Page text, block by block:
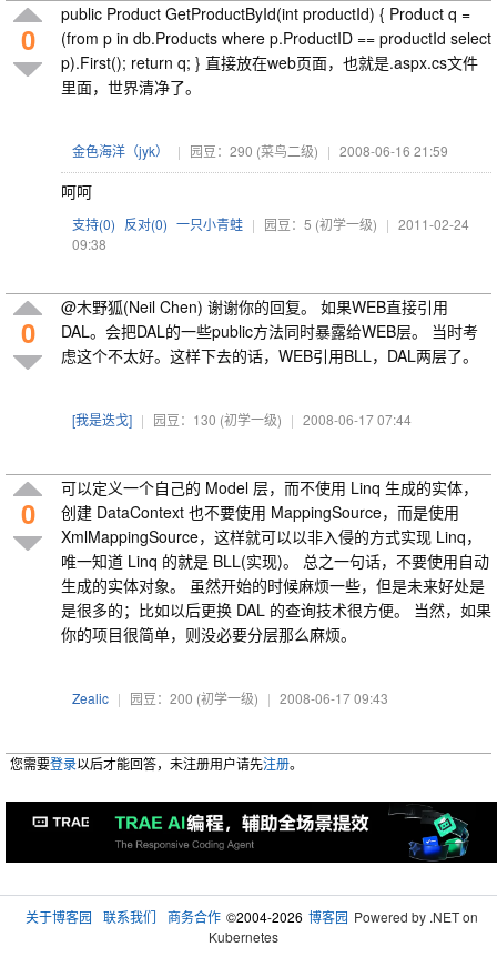
0
public Product GetProductById(int productId) { Product q =
(from p in db.Products where p.ProductID == productId select
p).First(); return q; } 直接放在web页面，也就是.aspx.cs文件
里面，世界清净了。
金色海洋（jyk） | 园豆：290 (菜鸟二级) | 2008-06-16 21:59
呵呵
支持(0) 反对(0) 一只小青蛙 | 园豆：5 (初学一级) | 2011-02-24
09:38
0
@木野狐(Neil Chen) 谢谢你的回复。 如果WEB直接引用
DAL。会把DAL的一些public方法同时暴露给WEB层。 当时考
虑这个不太好。这样下去的话，WEB引用BLL，DAL两层了。
[我是迭戈] | 园豆：130 (初学一级) | 2008-06-17 07:44
0
可以定义一个自己的 Model 层，而不使用 Linq 生成的实体，
创建 DataContext 也不要使用 MappingSource，而是使用
XmlMappingSource，这样就可以以非入侵的方式实现 Linq，
唯一知道 Linq 的就是 BLL(实现)。 总之一句话，不要使用自动
生成的实体对象。 虽然开始的时候麻烦一些，但是未来好处是
是很多的；比如以后更换 DAL 的查询技术很方便。 当然，如果
你的项目很简单，则没必要分层那么麻烦。
Zealic | 园豆：200 (初学一级) | 2008-06-17 09:43
您需要登录以后才能回答，未注册用户请先注册。
关于博客园 联系我们 商务合作 ©2004-2026 博客园 Powered by .NET on
Kubernetes